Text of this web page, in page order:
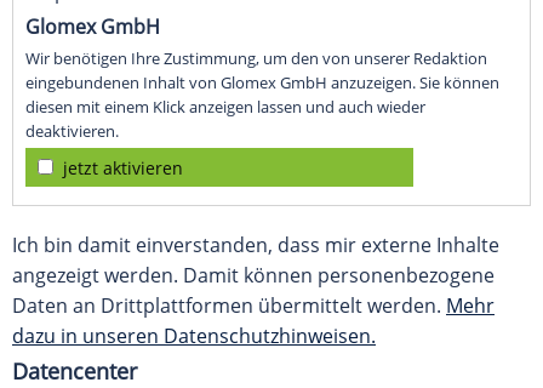
Glomex GmbH
Wir benötigen Ihre Zustimmung, um den von unserer Redaktion
eingebundenen Inhalt von Glomex GmbH anzuzeigen. Sie können
diesen mit einem Klick anzeigen lassen und auch wieder
deaktivieren.
jetzt aktivieren
Ich bin damit einverstanden, dass mir externe Inhalte
angezeigt werden. Damit können personenbezogene
Daten an Drittplattformen übermittelt werden. Mehr
dazu in unseren Datenschutzhinweisen.
Datencenter